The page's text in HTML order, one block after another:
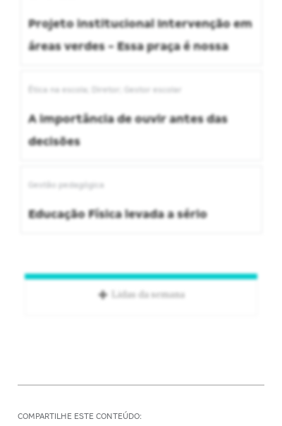
Projeto institucional Intervenção em
áreas verdes - Essa praça é nossa
Ética na escola; Diretor; Gestor escolar
A importância de ouvir antes das
decisões
Gestão pedagógica
Educação Física levada a sério
Lidas da semana
COMPARTILHE ESTE CONTEÚDO: